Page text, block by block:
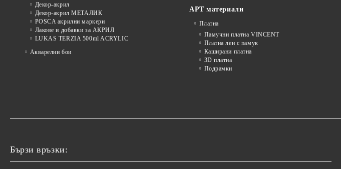
Декор-акрил
Декор-акрил МЕТАЛИК
POSCA акрилни маркери
Лакове и добавки за АКРИЛ
LUKAS TERZIA 500ml ACRYLIC
Акварелни бои
АРТ материали
Платна
Памучни платна VINCENT
Платна лен с памук
Каширани платна
3D платна
Подрамки
Бързи връзки: